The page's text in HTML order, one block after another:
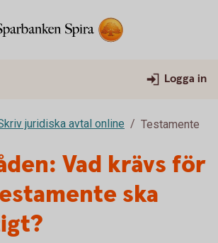
Logga in
juridiska avtal online Testamente
Vad krävs för
ska